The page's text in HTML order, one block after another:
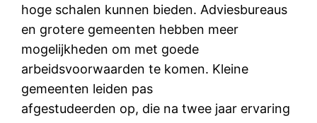
hoge schalen kunnen bieden. Adviesbureaus
en grotere gemeenten hebben meer
mogelijkheden om met goede
arbeidsvoorwaarden te komen. Kleine
gemeenten leiden pas
afgestudeerden op, die na twee jaar ervaring